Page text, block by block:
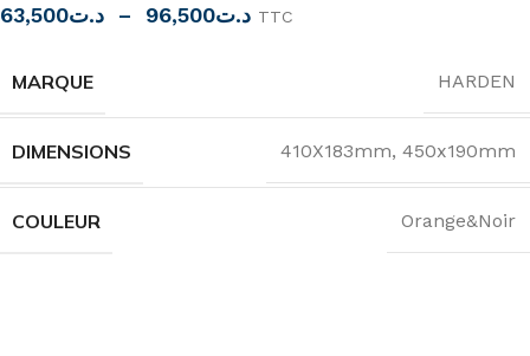
د.ت63,500 – د.ت96,500 TTC
MARQUE HARDEN
DIMENSIONS 410X183mm, 450x190mm
COULEUR Orange&Noir